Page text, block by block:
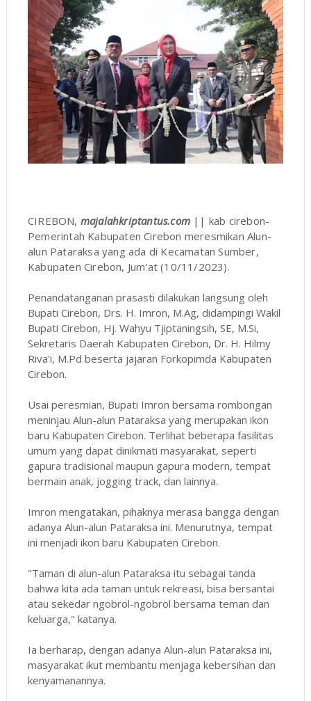
CIREBON, majalahkriptantus.com|| kab cirebon-
Pemerintah Kabupaten Cirebon meresmikan Alun-
alun Pataraksa yang ada di Kecamatan Sumber,
Kabupaten Cirebon, Jum'at (10/11/2023).
Penandatanganan prasasti dilakukan langsung oleh
Bupati Cirebon, Drs. H. Imron, M.Ag, didampingi Wakil
Bupati Cirebon, Hj. Wahyu Tjiptaningsih, SE, M.Si,
Sekretaris Daerah Kabupaten Cirebon, Dr. H. Hilmy
Riva'i, M.Pd beserta jajaran Forkopimda Kabupaten
Cirebon.
Usai peresmian, Bupati Imron bersama rombongan
meninjau Alun-alun Pataraksa yang merupakan ikon
baru Kabupaten Cirebon. Terlihat beberapa fasilitas
umum yang dapat dinikmati masyarakat, seperti
gapura tradisional maupun gapura modern, tempat
bermain anak, jogging track, dan lainnya.
Imron mengatakan, pihaknya merasa bangga dengan
adanya Alun-alun Pataraksa ini. Menurutnya, tempat
ini menjadi ikon baru Kabupaten Cirebon.
"Taman di alun-alun Pataraksa itu sebagai tanda
bahwa kita ada taman untuk rekreasi, bisa bersantai
atau sekedar ngobrol-ngobrol bersama teman dan
keluarga," katanya.
Ia berharap, dengan adanya Alun-alun Pataraksa ini,
masyarakat ikut membantu menjaga kebersihan dan
kenyamanannya.